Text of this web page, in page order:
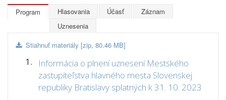
Program Hlasovania Účasť
Záznam
Uznesenia
Stiahnuť materiály [zip, 80.46 MB]
1.
Informácia o plnení uznesení Mestského
zastupiteľstva hlavného mesta Slovenskej
republiky Bratislavy splatných k 31. 10. 2023